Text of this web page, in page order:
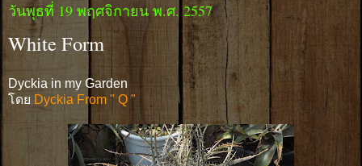
วันพุธที่ 19 พฤศจิกายน พ.ศ. 2557
White Form
Dyckia in my Garden
โดย Dyckia From " Q "